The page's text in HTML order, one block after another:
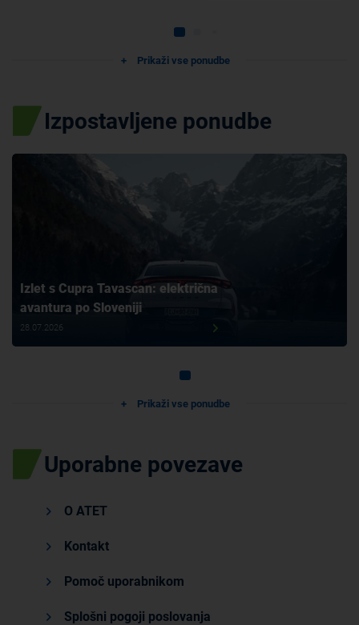
Prikaži vse ponudbe
Izpostavljene ponudbe
Izlet s Cupra Tavascan: električna
avantura po Sloveniji
28.07.2026
Prikaži vse ponudbe
Uporabne povezave
O ATET
Kontakt
Pomoč uporabnikom
Splošni pogoji poslovanja